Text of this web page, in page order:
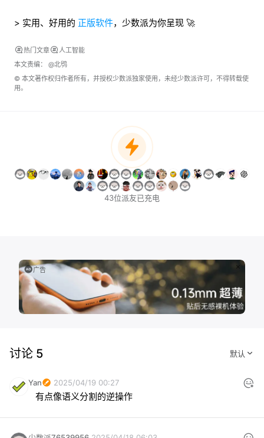
> 实用、好用的 正版软件，少数派为你呈现 🚀
热门文章
人工智能
本文责编： @北鸮
© 本文著作权归作者所有，并授权少数派独家使用，未经少数派许可，不得转载使
用。
43位派友已充电
广告
讨论 5
Yan 2025/04/19 00:27
有点像语义分割的逆操作